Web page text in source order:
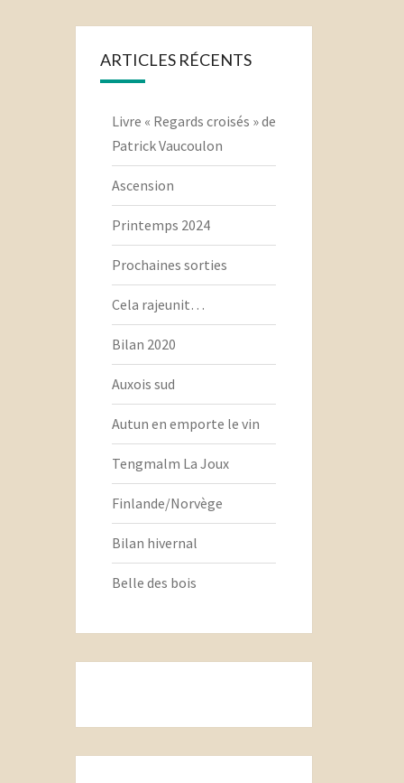
ARTICLES RÉCENTS
Livre « Regards croisés » de
Patrick Vaucoulon
Ascension
Printemps 2024
Prochaines sorties
Cela rajeunit…
Bilan 2020
Auxois sud
Autun en emporte le vin
Tengmalm La Joux
Finlande/Norvège
Bilan hivernal
Belle des bois